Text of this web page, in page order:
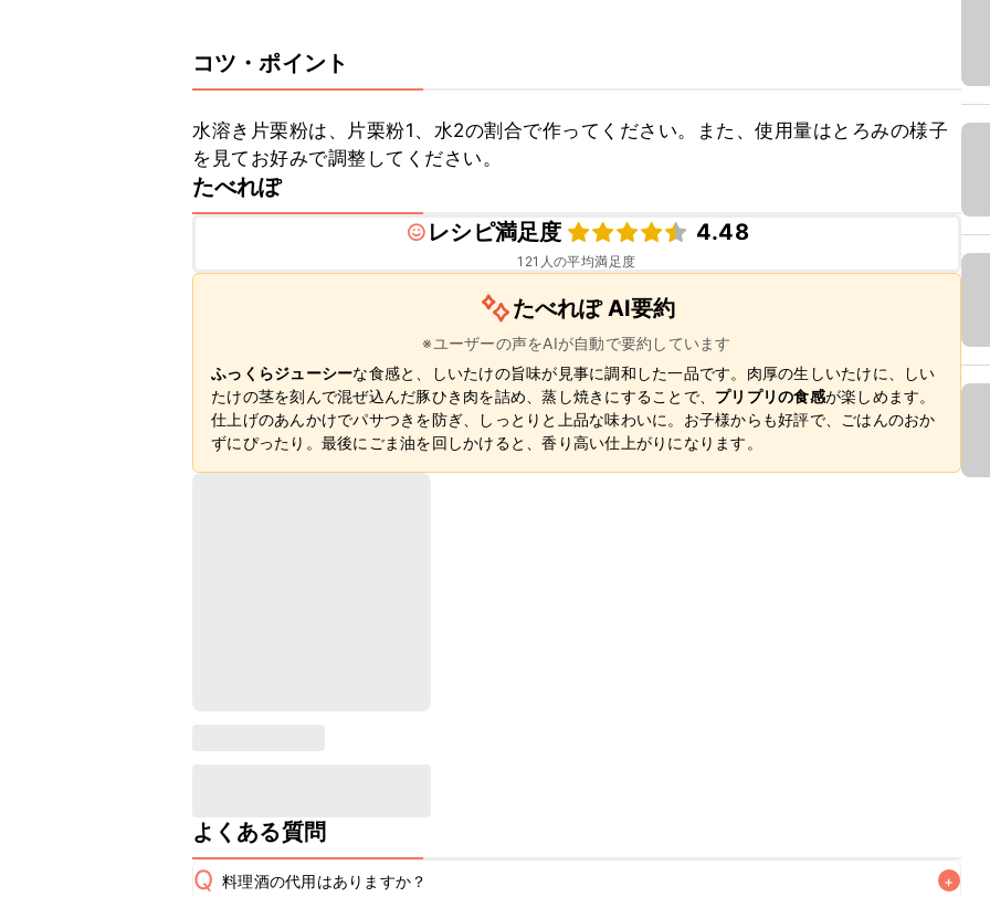
コツ・ポイント
水溶き片栗粉は、片栗粉1、水2の割合で作ってください。また、使用量はとろみの様子
を見てお好みで調整してください。
たべれぽ
レシピ満足度
4.48
121 人の平均満足度
たべれぽ AI要約
※ユーザーの声をAIが自動で要約しています
ふっくらジューシーな食感と、しいたけの旨味が見事に調和した一品です。肉厚の生しいたけに、しい
たけの茎を刻んで混ぜ込んだ豚ひき肉を詰め、蒸し焼きにすることで、 プリプリの食感が楽しめます。
仕上げのあんかけでパサつきを防ぎ、しっとりと上品な味わいに。お子様からも好評で、ごはんのおか
ずにぴったり。最後にごま油を回しかけると、香り高い仕上がりになります。
よくある質問
Q 料理酒の代用はありますか？ +